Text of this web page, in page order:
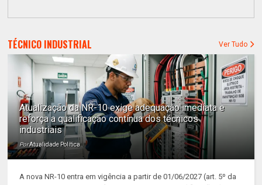
TÉCNICO INDUSTRIAL Ver Tudo
Atualização da NR-10 exige adequação imediata e
reforça a qualificação contínua dos técnicos
industriais
PorAtualidade Política
A nova NR-10 entra em vigência a partir de 01/06/2027 (art. 5º da